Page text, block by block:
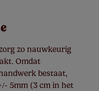
zo nauwkeurig
Omdat
bestaat,
5mm (3 cm in het